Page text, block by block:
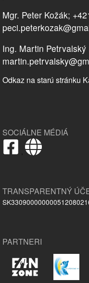
Mgr. Peter Kožák;
Ing. Martin
Odkaz na starú stránku
SOCIÁLNE MÉDIÁ
,
TRANSPARENTNÝ
PARTNERI